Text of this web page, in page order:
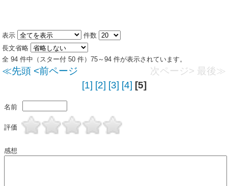
表示
件数
長文省略
全 94 件中（スター付 50 件）75～94 件が表示されています。
≪先頭 <前ページ 次ページ> 最後≫
[1] [2] [3] [4] [5]
名前
評価
感想